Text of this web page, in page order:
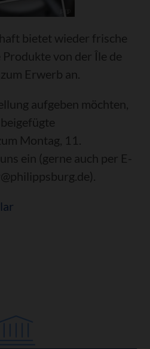
bietet wieder frische
von der Île de
Erwerb an.
aufgeben möchten,
Montag, 11.
ein (gerne auch per E-